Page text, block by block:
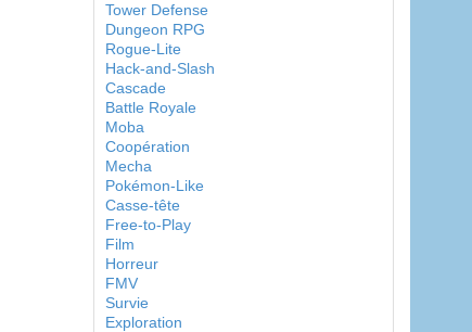
Tower Defense
Dungeon RPG
Rogue-Lite
Hack-and-Slash
Cascade
Battle Royale
Moba
Coopération
Mecha
Pokémon-Like
Casse-tête
Free-to-Play
Film
Horreur
FMV
Survie
Exploration